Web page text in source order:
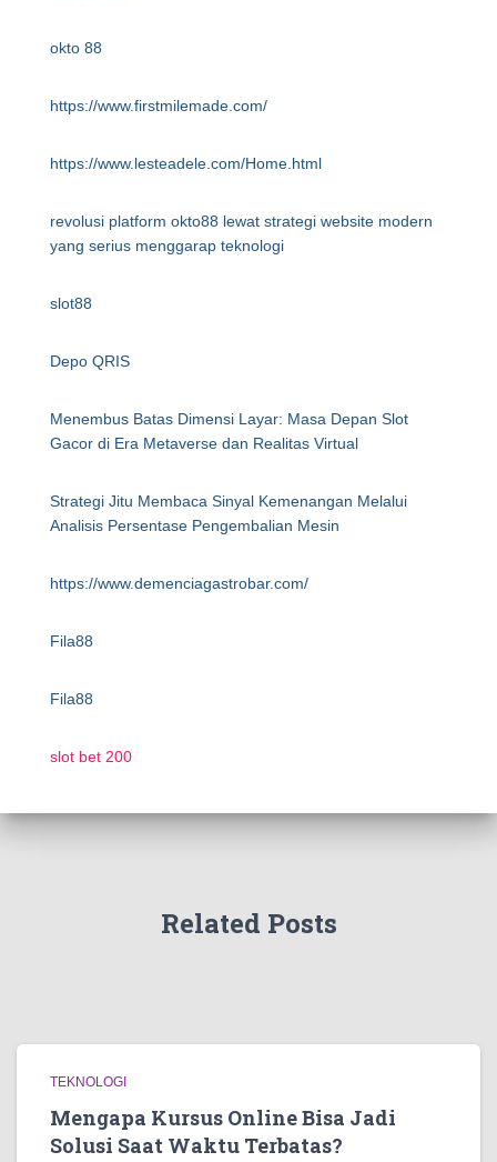
okto 88
https://www.firstmilemade.com/
https://www.lesteadele.com/Home.html
revolusi platform okto88 lewat strategi website modern
yang serius menggarap teknologi
slot88
Depo QRIS
Menembus Batas Dimensi Layar: Masa Depan Slot
Gacor di Era Metaverse dan Realitas Virtual
Strategi Jitu Membaca Sinyal Kemenangan Melalui
Analisis Persentase Pengembalian Mesin
https://www.demenciagastrobar.com/
Fila88
Fila88
slot bet 200
Related Posts
TEKNOLOGI
Mengapa Kursus Online Bisa Jadi
Solusi Saat Waktu Terbatas?